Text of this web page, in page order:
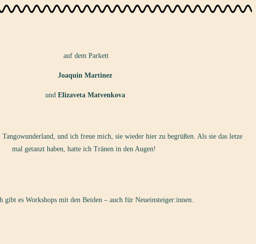
auf dem Parkett
Joaquin Martinez
und Elizaveta Matvenkova
und ich freue mich, sie wieder hier zu begrüßen. Als sie das letze
mal getanzt haben, hatte ich Tränen in den Augen!
gibt es Workshops mit den Beiden – auch für Neueinsteiger:innen.